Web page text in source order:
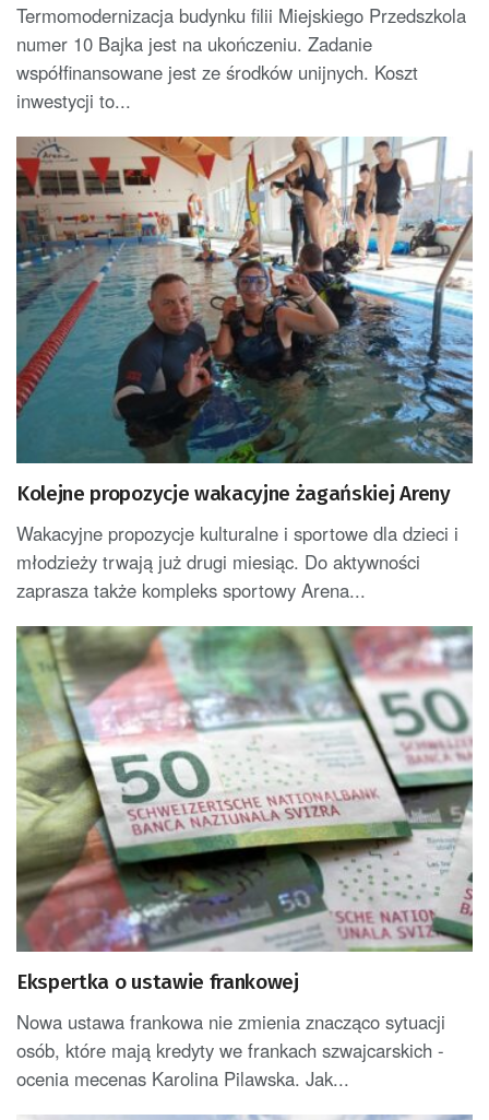
Termomodernizacja budynku filii Miejskiego Przedszkola
numer 10 Bajka jest na ukończeniu. Zadanie
współfinansowane jest ze środków unijnych. Koszt
inwestycji to...
Kolejne propozycje wakacyjne żagańskiej Areny
Wakacyjne propozycje kulturalne i sportowe dla dzieci i
młodzieży trwają już drugi miesiąc. Do aktywności
zaprasza także kompleks sportowy Arena...
Ekspertka o ustawie frankowej
Nowa ustawa frankowa nie zmienia znacząco sytuacji
osób, które mają kredyty we frankach szwajcarskich -
ocenia mecenas Karolina Pilawska. Jak...